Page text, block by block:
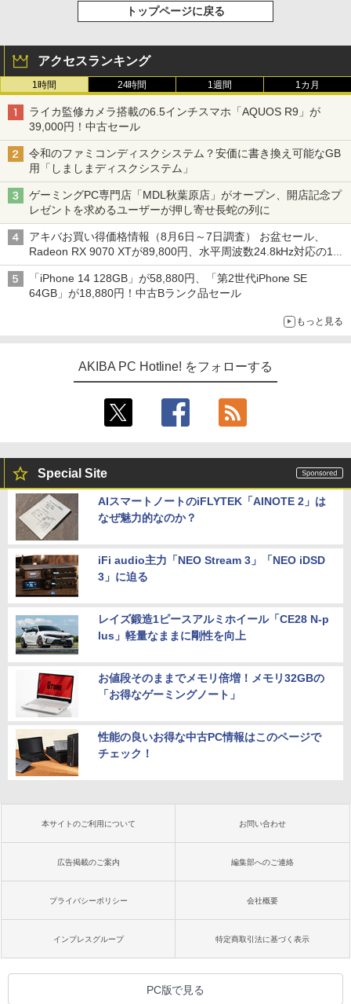
トップページに戻る
アクセスランキング
1時間 24時間 1週間 1カ月
ライカ監修カメラ搭載の6.5インチスマホ「AQUOS R9」が
39,000円！中古セール
令和のファミコンディスクシステム？安価に書き換え可能なGB
用「しましまディスクシステム」
ゲーミングPC専門店「MDL秋葉原店」がオープン、開店記念プ
レゼントを求めるユーザーが押し寄せ長蛇の列に
アキバお買い得価格情報（8月6日～7日調査） お盆セール、
Radeon RX 9070 XTが89,800円、水平周波数24.8kHz対応の17
型モニターが9,801円、暑さ指数連動セール ほか
「iPhone 14 128GB」が58,880円、「第2世代iPhone SE
64GB」が18,880円！中古Bランク品セール
もっと見る
AKIBA PC Hotline! をフォローする
Special Site
AIスマートノートのiFLYTEK「AINOTE 2」は
なぜ魅力的なのか？
iFi audio主力「NEO Stream 3」「NEO iDSD
3」に迫る
レイズ鍛造1ピースアルミホイール「CE28 N-p
lus」軽量なままに剛性を向上
お値段そのままでメモリ倍増！メモリ32GBの
「お得なゲーミングノート」
性能の良いお得な中古PC情報はこのページで
チェック！
本サイトのご利用について お問い合わせ
広告掲載のご案内 編集部へのご連絡
プライバシーポリシー 会社概要
インプレスグループ 特定商取引法に基づく表示
PC版で見る